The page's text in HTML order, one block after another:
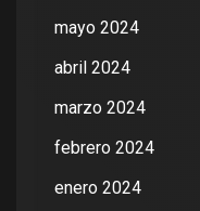
mayo 2024
abril 2024
marzo 2024
febrero 2024
enero 2024